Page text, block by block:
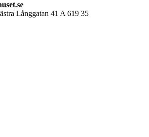
Långgatan 41 A 619 35